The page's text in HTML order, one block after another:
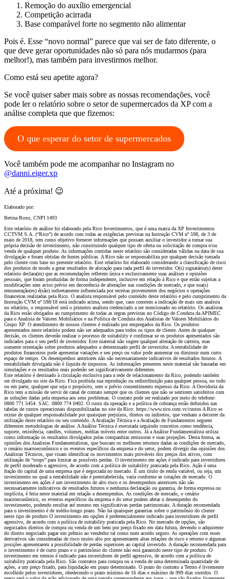
Remoção do auxílio emergencial
Competição acirrada
Base comparável forte no segmento não alimentar
Pois é. Esse “novo normal” parece que vai ser de fato diferente, o
que deve gerar oportunidades não só para nós mudarmos (para
melhor!), mas também para investirmos melhor.
Como está seu apetite agora?
Se você quiser saber mais sobre as nossas recomendações, você
pode ler o relatório sobre o setor de supermercados da XP com a
análise completa que que fizemos:
O que esperar do setor de supermercados
Você também pode me acompanhar no Instagram no
@danni.eiger.xp
Até a próxima! 😉
Elaborado por:
Betina Roxo, CNPI 1493
Este relatório de análise foi elaborado pela Rico Investimentos, que é uma marca da XP Investimentos
CCTVM S.A. (“Rico”) de acordo com todas as exigências previstas na Instrução CVM nº 598, de 3 de
maio de 2018, tem como objetivo fornecer informações que possam auxiliar o investidor a tomar sua
própria decisão de investimento, não constituindo qualquer tipo de oferta ou solicitação de compra e/ou
venda de qualquer produto. As informações contidas neste relatório são consideradas válidas na data de sua
divulgação e foram obtidas de fontes públicas. A Rico não se responsabiliza por qualquer decisão tomada
pelo cliente com base no presente relatório. Este relatório foi elaborado considerando a classificação de risco
dos produtos de modo a gerar resultados de alocação para cada perfil de investidor. O(s) signatário(s) deste
relatório declara(m) que as recomendações refletem única e exclusivamente suas análises e opiniões
pessoais, que foram produzidas de forma independente, inclusive em relação à Rico e que estão sujeitas a
modificações sem aviso prévio em decorrência de alterações nas condições de mercado, e que sua(s)
remuneração(es) é(são) indiretamente influenciada por receitas provenientes dos negócios e operações
financeiras realizadas pela Rico. O analista responsável pelo conteúdo deste relatório e pelo cumprimento da
Instrução CVM nº 598/18 está indicado acima, sendo que, caso constem a indicação de mais um analista
no relatório, o responsável será o primeiro analista credenciado a ser mencionado no relatório. Os analistas
da Rico estão obrigados ao cumprimento de todas as regras previstas no Código de Conduta da APIMEC
para o Analista de Valores Mobiliários e na Política de Conduta dos Analistas de Valores Mobiliários do
Grupo XP. O atendimento de nossos clientes é realizado por empregados da Rico. Os produtos
apresentados neste relatório podem não ser adequados para todos os tipos de cliente. Antes de qualquer
decisão, os clientes deverão realizar o processo de suitability e confirmar se os produtos apresentados são
indicados para o seu perfil de investidor. Este material não sugere qualquer alteração de carteira, mas
somente orientação sobre produtos adequados a determinado perfil de investidor. A rentabilidade de
produtos financeiros pode apresentar variações e seu preço ou valor pode aumentar ou diminuir num curto
espaço de tempo. Os desempenhos anteriores não são necessariamente indicativos de resultados futuros. A
rentabilidade divulgada não é líquida de impostos. As informações presentes neste material são baseadas em
simulações e os resultados reais poderão ser significativamente diferentes.
Este relatório é destinado à circulação exclusiva para a rede de relacionamento da Rico, podendo também
ser divulgado no site da Rico. Fica proibida sua reprodução ou redistribuição para qualquer pessoa, no todo
ou em parte, qualquer que seja o propósito, sem o prévio consentimento expresso da Rico. A Ouvidoria da
Rico tem a missão de servir de canal de contato sempre que os clientes que não se sentirem satisfeitos com
as soluções dadas pela empresa aos seus problemas. O contato pode ser realizado por meio do telefone:
0800 771 5454. SAC. 0800 774 0402. O custo da operação e a política de cobrança estão definidos nas
tabelas de custos operacionais disponibilizadas no site da Rico: https://www.rico.com.vc/custos A Rico se
exime de qualquer responsabilidade por quaisquer prejuízos, diretos ou indiretos, que venham a decorrer da
utilização deste relatório ou seu conteúdo. A Avaliação Técnica e a Avaliação de Fundamentos seguem
diferentes metodologias de análise. A Análise Técnica é executada seguindo conceitos como tendência,
suporte, resistência, candles, volumes, médias móveis entre outros. Já a Análise Fundamentalista utiliza
como informação os resultados divulgados pelas companhias emissoras e suas projeções. Desta forma, as
opiniões dos Analistas Fundamentalistas, que buscam os melhores retornos dadas as condições de mercado,
o cenário macroeconômico e os eventos específicos da empresa e do setor, podem divergir das opiniões dos
Analistas Técnicos, que visam identificar os movimentos mais prováveis dos preços dos ativos, com
utilização de “stops” para limitar as possíveis perdas. O investimento em ações é indicado para investidores
de perfil moderado e agressivo, de acordo com a política de suitability praticada pela Rico. Ação é uma
fração do capital de uma empresa que é negociada no mercado. É um título de renda variável, ou seja, um
investimento no qual a rentabilidade não é preestabelecida, varia conforme as cotações de mercado. O
investimento em ações é um investimento de alto risco e os desempenhos anteriores não são
necessariamente indicativos de resultados futuros e nenhuma declaração ou garantia, de forma expressa ou
implícita, é feita neste material em relação a desempenhos. As condições de mercado, o cenário
macroeconômico, os eventos específicos da empresa e do setor podem afetar o desempenho do
investimento, podendo resultar até mesmo em significativas perdas patrimoniais. A duração recomendada
para o investimento é de médio-longo prazo. Não há quaisquer garantias sobre o patrimônio do cliente
neste tipo de produto O investimento em opções é preferencialmente indicado para investidores de perfil
agressivo, de acordo com a política de suitability praticada pela Rico. No mercado de opções, são
negociados direitos de compra ou venda de um bem por preço fixado em data futura, devendo o adquirente
do direito negociado pagar um prêmio ao vendedor tal como num acordo seguro. As operações com esses
derivativos são consideradas de risco muito alto por apresentarem altas relações de risco e retorno e algumas
posições apresentarem a possibilidade de perdas superiores ao capital investido. A duração recomendada para
o investimento é de curto prazo e o patrimônio do cliente não está garantido neste tipo de produto. O
investimento em termos é indicado para investidores de perfil agressivo, de acordo com a política de
suitability praticada pela Rico. São contratos para compra ou a venda de uma determinada quantidade de
ações, a um preço fixado, para liquidação em prazo determinado. O prazo do contrato a Termo é livremente
escolhido pelos investidores, obedecendo o prazo mínimo de 16 dias e máximo de 999 dias corridos. O